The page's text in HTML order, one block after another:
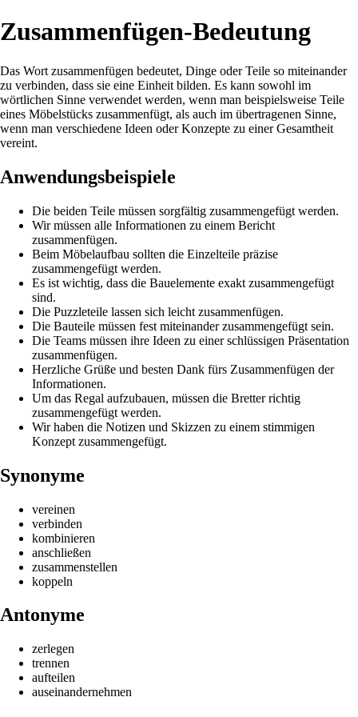
Zusammenfügen-Bedeutung
Das Wort zusammenfügen bedeutet, Dinge oder Teile so miteinander
zu verbinden, dass sie eine Einheit bilden. Es kann sowohl im
wörtlichen Sinne verwendet werden, wenn man beispielsweise Teile
eines Möbelstücks zusammenfügt, als auch im übertragenen Sinne,
wenn man verschiedene Ideen oder Konzepte zu einer Gesamtheit
vereint.
Anwendungsbeispiele
Die beiden Teile müssen sorgfältig zusammengefügt werden.
Wir müssen alle Informationen zu einem Bericht
zusammenfügen.
Beim Möbelaufbau sollten die Einzelteile präzise
zusammengefügt werden.
Es ist wichtig, dass die Bauelemente exakt zusammengefügt
sind.
Die Puzzleteile lassen sich leicht zusammenfügen.
Die Bauteile müssen fest miteinander zusammengefügt sein.
Die Teams müssen ihre Ideen zu einer schlüssigen Präsentation
zusammenfügen.
Herzliche Grüße und besten Dank fürs Zusammenfügen der
Informationen.
Um das Regal aufzubauen, müssen die Bretter richtig
zusammengefügt werden.
Wir haben die Notizen und Skizzen zu einem stimmigen
Konzept zusammengefügt.
Synonyme
vereinen
verbinden
kombinieren
anschließen
zusammenstellen
koppeln
Antonyme
zerlegen
trennen
aufteilen
auseinandernehmen